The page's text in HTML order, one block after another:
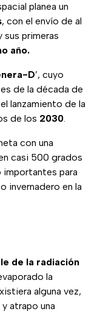
planea un
, con el envío de al
primeras
año.
D’, cuyo
de la década de
lanzamiento de la
de los 2030.
con una
casi 500 grados
para
invernadero en la
de la radiación
la
alguna vez,
y atrapo una